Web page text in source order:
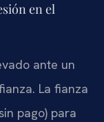
en el
ante un
La fianza
pago) para